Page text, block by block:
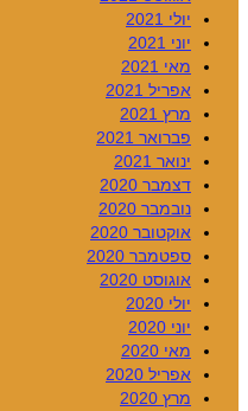
יולי 2021
יוני 2021
מאי 2021
אפריל 2021
מרץ 2021
פברואר 2021
ינואר 2021
דצמבר 2020
נובמבר 2020
אוקטובר 2020
ספטמבר 2020
אוגוסט 2020
יולי 2020
יוני 2020
מאי 2020
אפריל 2020
מרץ 2020